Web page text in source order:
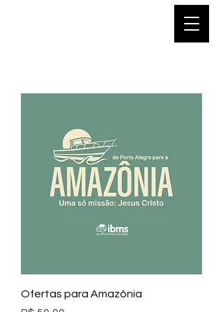
Ofertas para Amazônia